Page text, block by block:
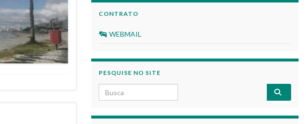
CONTRATO
WEBMAIL
PESQUISE NO SITE
Search for: